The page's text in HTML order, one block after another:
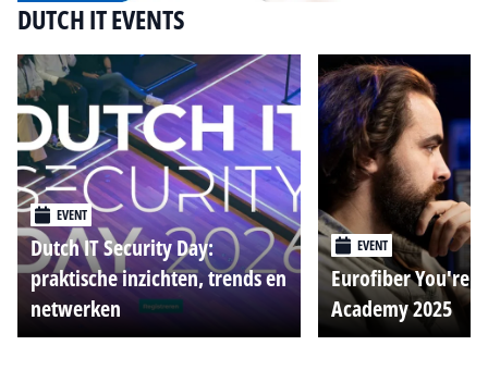
DUTCH IT EVENTS
EVENT
Dutch IT Security Day:
praktische inzichten, trends en
netwerken
EVENT
Eurofiber You're
Academy 2025